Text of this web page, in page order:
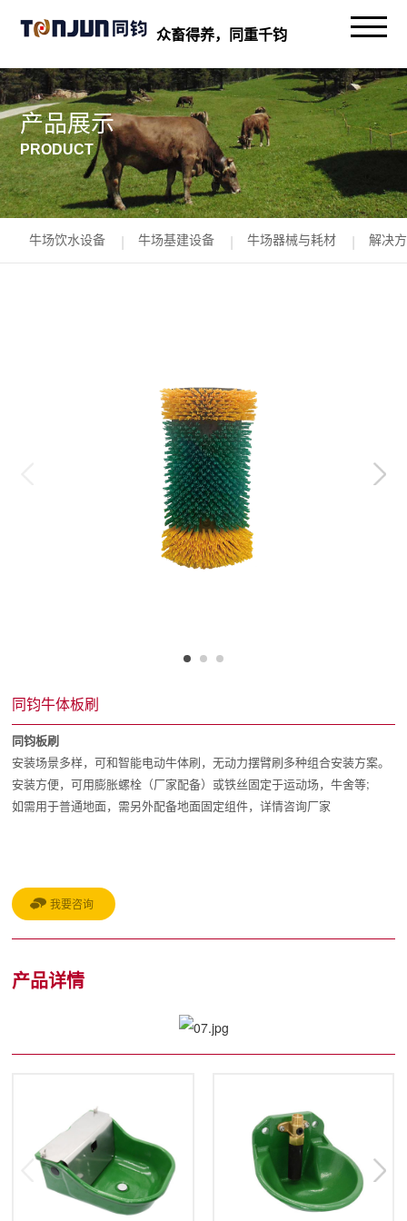
众畜得养，同重千钧
产品展示
PRODUCT
牛场饮水设备 牛场基建设备 牛场器械与耗材 解决
同钧牛体板刷
同钧板刷
安装场景多样，可和智能电动牛体刷，无动力摆臂刷多种组合安装方案。
安装方便，可用膨胀螺栓（厂家配备）或铁丝固定于运动场，牛舍等;
如需用于普通地面，需另外配备地面固定组件，详情咨询厂家
我要咨询
产品详情